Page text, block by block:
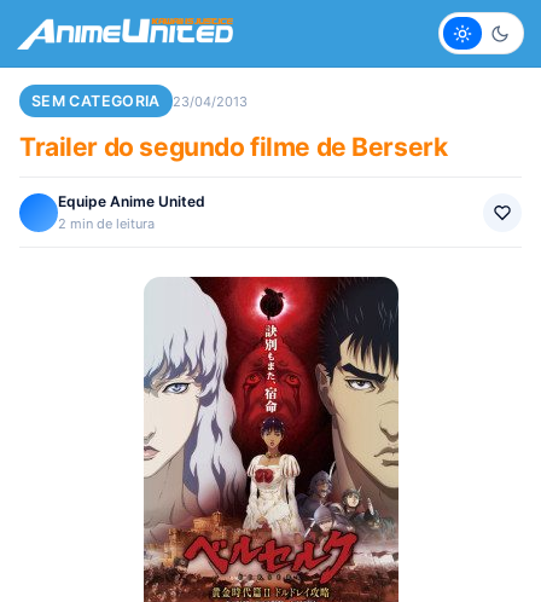
Claro
SEM CATEGORIA 23/04/2013
Trailer do segundo filme de Berserk
Equipe Anime United
2 min de leitura